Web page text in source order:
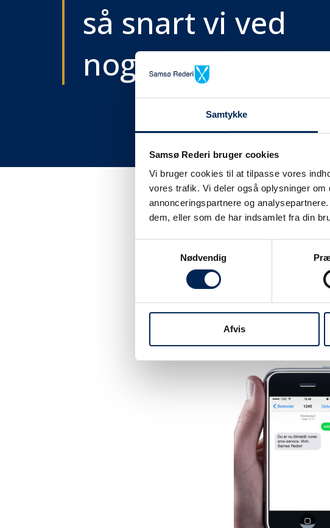
Samtykke
Samsø Rederi bruger cookies
Vi bruger cookies til at tilpasse vores
vores trafik. Vi deler også oplysninger
annonceringspartnere og
dem, eller som de har indsamlet fra din
Nødvendig
Afvis
så snart vi ved
noget..
Få
på
Tilmeld dig vores sms-